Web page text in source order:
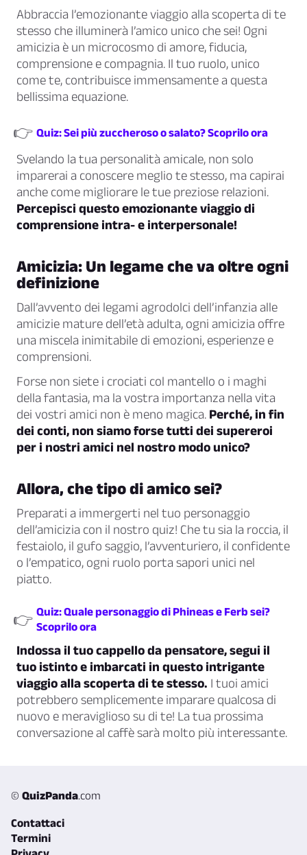
Abbraccia l’emozionante viaggio alla scoperta di te
stesso che illuminerà l’amico unico che sei! Ogni
amicizia è un microcosmo di amore, fiducia,
comprensione e compagnia. Il tuo ruolo, unico
come te, contribuisce immensamente a questa
bellissima equazione.
👉 Quiz: Sei più zuccheroso o salato? Scoprilo ora
Svelando la tua personalità amicale, non solo
imparerai a conoscere meglio te stesso, ma capirai
anche come migliorare le tue preziose relazioni.
Percepisci questo emozionante viaggio di
comprensione intra- e interpersonale!
Amicizia: Un legame che va oltre ogni
definizione
Dall’avvento dei legami agrodolci dell’infanzia alle
amicizie mature dell’età adulta, ogni amicizia offre
una miscela inimitabile di emozioni, esperienze e
comprensioni.
Forse non siete i crociati col mantello o i maghi
della fantasia, ma la vostra importanza nella vita
dei vostri amici non è meno magica. Perché, in fin
dei conti, non siamo forse tutti dei supereroi
per i nostri amici nel nostro modo unico?
Allora, che tipo di amico sei?
Preparati a immergerti nel tuo personaggio
dell’amicizia con il nostro quiz! Che tu sia la roccia, il
festaiolo, il gufo saggio, l’avventuriero, il confidente
o l’empatico, ogni ruolo porta sapori unici nel
piatto.
👉 Quiz: Quale personaggio di Phineas e Ferb sei?
Scoprilo ora
Indossa il tuo cappello da pensatore, segui il
tuo istinto e imbarcati in questo intrigante
viaggio alla scoperta di te stesso. I tuoi amici
potrebbero semplicemente imparare qualcosa di
nuovo e meraviglioso su di te! La tua prossima
conversazione al caffè sarà molto più interessante.
© QuizPanda.com
Contattaci
Termini